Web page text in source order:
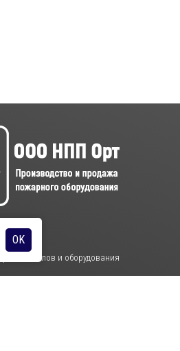
стволов и оборудования
OK